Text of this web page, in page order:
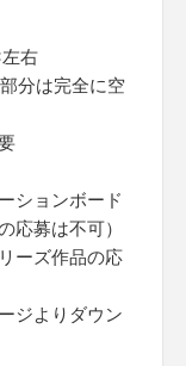
右
分は完全に空
ションボード
応募は不可）
ーズ作品の応
ジよりダウン